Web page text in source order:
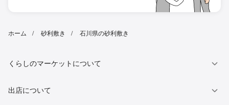
ホーム 砂利敷き 石川県の砂利敷き
くらしのマーケットについて
出店について